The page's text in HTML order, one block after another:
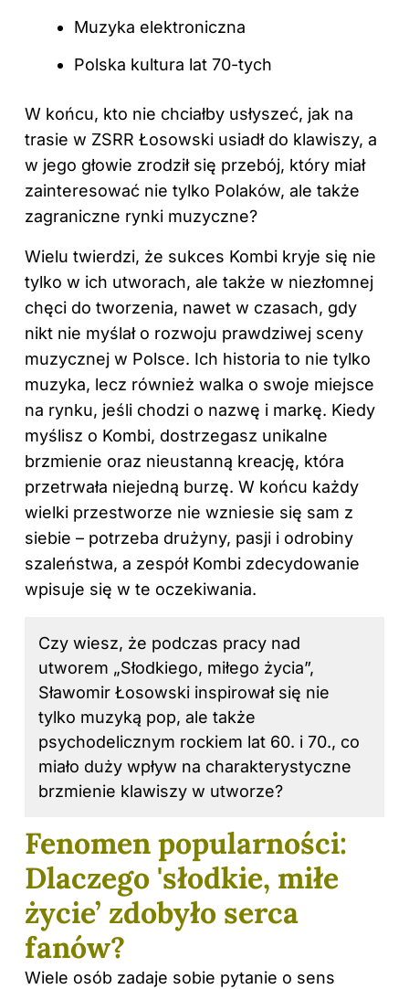
Muzyka elektroniczna
Polska kultura lat 70-tych
W końcu, kto nie chciałby usłyszeć, jak na
trasie w ZSRR Łosowski usiadł do klawiszy, a
w jego głowie zrodził się przebój, który miał
zainteresować nie tylko Polaków, ale także
zagraniczne rynki muzyczne?
Wielu twierdzi, że sukces Kombi kryje się nie
tylko w ich utworach, ale także w niezłomnej
chęci do tworzenia, nawet w czasach, gdy
nikt nie myślał o rozwoju prawdziwej sceny
muzycznej w Polsce. Ich historia to nie tylko
muzyka, lecz również walka o swoje miejsce
na rynku, jeśli chodzi o nazwę i markę. Kiedy
myślisz o Kombi, dostrzegasz unikalne
brzmienie oraz nieustanną kreację, która
przetrwała niejedną burzę. W końcu każdy
wielki przestworze nie wzniesie się sam z
siebie – potrzeba drużyny, pasji i odrobiny
szaleństwa, a zespół Kombi zdecydowanie
wpisuje się w te oczekiwania.
Czy wiesz, że podczas pracy nad
utworem „Słodkiego, miłego życia”,
Sławomir Łosowski inspirował się nie
tylko muzyką pop, ale także
psychodelicznym rockiem lat 60. i 70., co
miało duży wpływ na charakterystyczne
brzmienie klawiszy w utworze?
Fenomen popularności:
Dlaczego 'słodkie, miłe
życie’ zdobyło serca
fanów?
Wiele osób zadaje sobie pytanie o sens